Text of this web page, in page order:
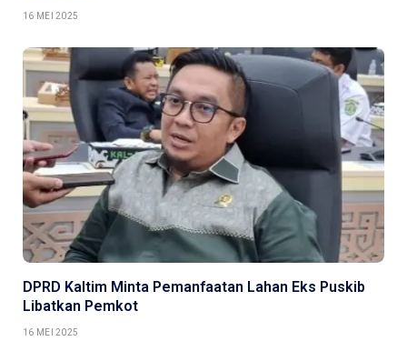
16 MEI 2025
DPRD Kaltim Minta Pemanfaatan Lahan Eks Puskib
Libatkan Pemkot
16 MEI 2025